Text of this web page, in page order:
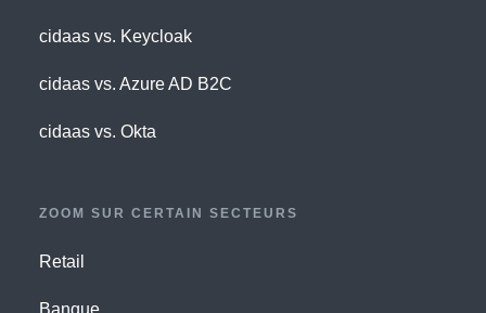
cidaas vs. Keycloak
cidaas vs. Azure AD B2C
cidaas vs. Okta
ZOOM SUR CERTAIN SECTEURS
Retail